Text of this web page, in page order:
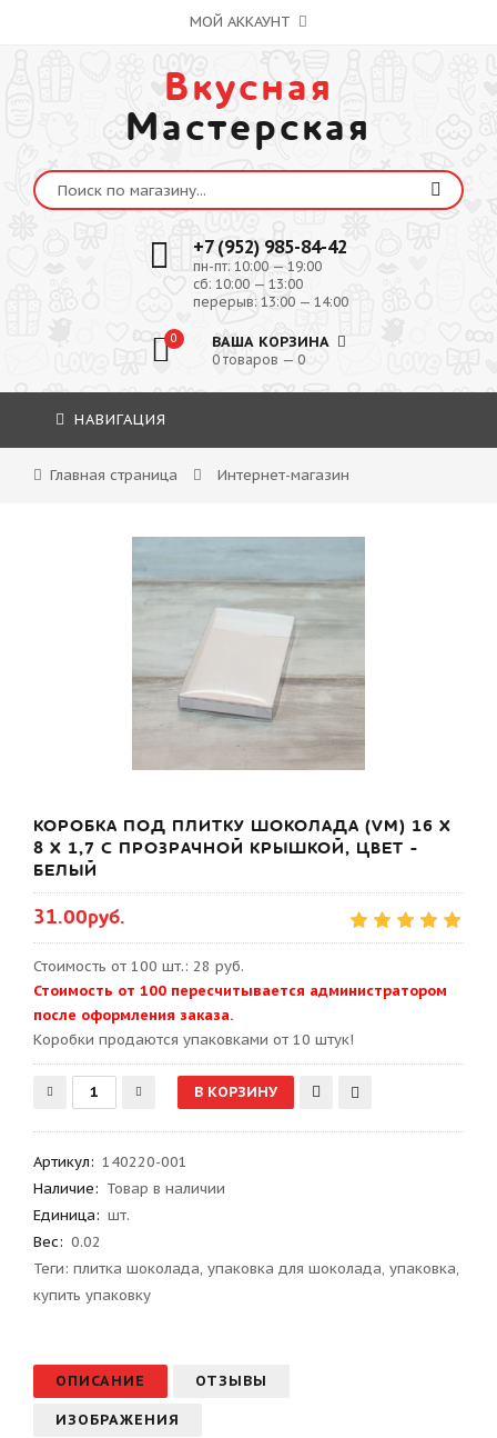
МОЙ АККАУНТ
Вкусная
Мастерская
+7 (952) 985-84-42
пн-пт: 10:00 — 19:00
сб: 10:00 — 13:00
перерыв: 13:00 — 14:00
0 ВАША КОРЗИНА
0 товаров — 0
НАВИГАЦИЯ
Главная страница Интернет-магазин
КОРОБКА ПОД ПЛИТКУ ШОКОЛАДА (VM) 16 Х
8 Х 1,7 С ПРОЗРАЧНОЙ КРЫШКОЙ, ЦВЕТ -
БЕЛЫЙ
31.00руб.
Стоимость от 100 шт.: 28 руб.
Стоимость от 100 пересчитывается администратором
после оформления заказа.
Kоробки продаются упаковками от 10 штук!
Артикул: 140220-001
Наличие: Товар в наличии
Единица: шт.
Вес: 0.02
Теги: плитка шоколада, упаковка для шоколада, упаковка,
купить упаковку
ОПИСАНИЕ ОТЗЫВЫ
ИЗОБРАЖЕНИЯ